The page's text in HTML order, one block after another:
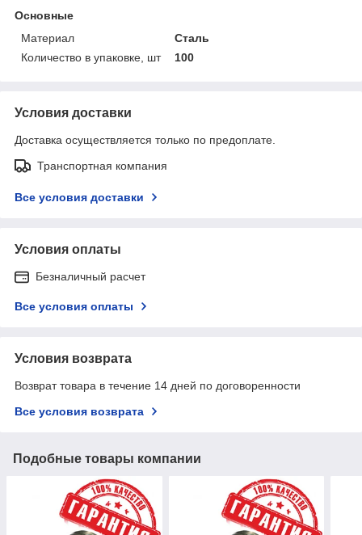
Основные
Материал
Сталь
Количество в упаковке, шт
100
Условия доставки
Доставка осуществляется только по предоплате.
Транспортная компания
Все условия доставки
Условия оплаты
Безналичный расчет
Все условия оплаты
Условия возврата
Возврат товара в течение 14 дней по договоренности
Все условия возврата
Подобные товары компании